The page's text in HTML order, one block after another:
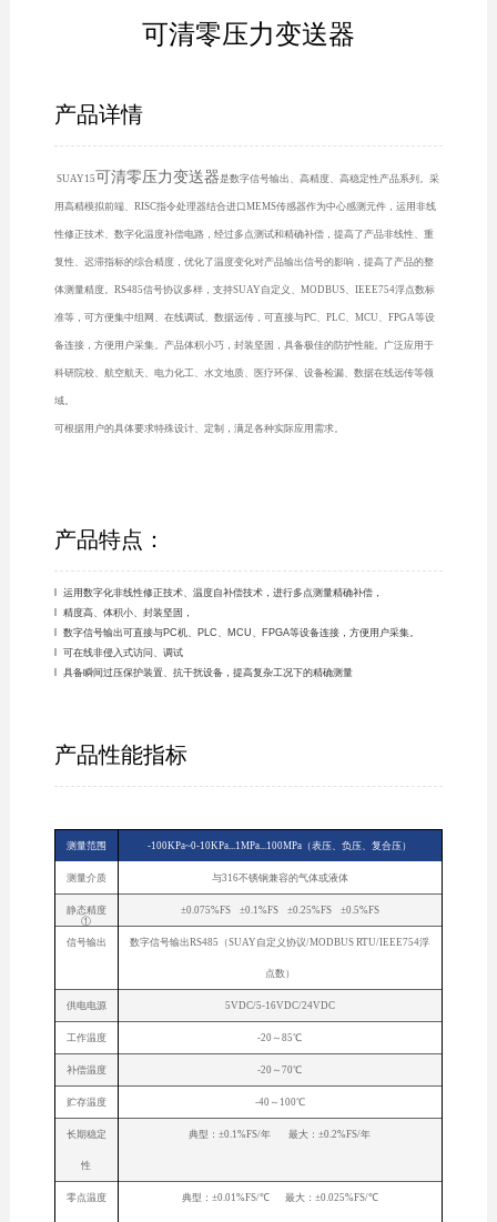
可清零压力变送器
产品详情
SUAY15可清零压力变送器是数字信号输出、高精度、高稳定性产品系列。采
用高精模拟前端、RISC指令处理器结合进口MEMS传感器作为中心感测元件，运用非线
性修正技术、数字化温度补偿电路，经过多点测试和精确补偿，提高了产品非线性、重
复性、迟滞指标的综合精度，优化了温度变化对产品输出信号的影响，提高了产品的整
体测量精度。RS485信号协议多样，支持SUAY自定义、MODBUS、IEEE754浮点数标
准等，可方便集中组网、在线调试、数据远传，可直接与PC、PLC、MCU、FPGA等设
备连接，方便用户采集。产品体积小巧，封装坚固，具备极佳的防护性能。广泛应用于
科研院校、航空航天、电力化工、水文地质、医疗环保、设备检漏、数据在线远传等领
域。
可根据用户的具体要求特殊设计、定制，满足各种实际应用需求。
产品特点：
l 运用数字化非线性修正技术、温度自补偿技术，进行多点测量精确补偿，
l 精度高、体积小、封装坚固，
l 数字信号输出可直接与PC机、PLC、MCU、FPGA等设备连接，方便用户采集。
l 可在线非侵入式访问、调试
l 具备瞬间过压保护装置、抗干扰设备，提高复杂工况下的精确测量
产品性能指标
测量范围 -100KPa~0-10KPa...1MPa...100MPa（表压、负压、复合压）
测量介质 与316不锈钢兼容的气体或液体
静态精度
①
±0.075%FS ±0.1%FS ±0.25%FS ±0.5%FS
信号输出 数字信号输出RS485（SUAY自定义协议/MODBUS RTU/IEEE754浮
点数）
供电电源 5VDC/5-16VDC/24VDC
工作温度 -20～85℃
补偿温度 -20～70℃
贮存温度 -40～100℃
长期稳定
性
典型：±0.1%FS/年 最大：±0.2%FS/年
零点温度 典型：±0.01%FS/℃ 最大：±0.025%FS/℃